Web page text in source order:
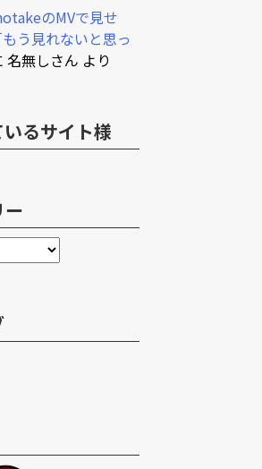
のMVで見せ
う見れないと思っ
名無しさん より
るサイト様